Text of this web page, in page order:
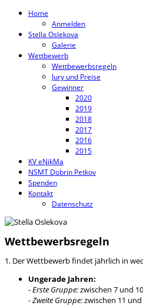
Home
Anmelden
Stella Oslekova
Galerie
Wettbewerb
Wettbewerbsregeln
Jury und Preise
Gewinner
2020
2019
2018
2017
2016
2015
KV eNikMa
NSMT Dobrin Petkov
Spenden
Kontakt
Datenschutz
Wettbewerbsregeln
1. Der Wettbewerb findet jährlich in
Ungerade Jahren:
- Erste Gruppe:zwischen 7 und
- Zweite Gruppe:zwischen 11 und